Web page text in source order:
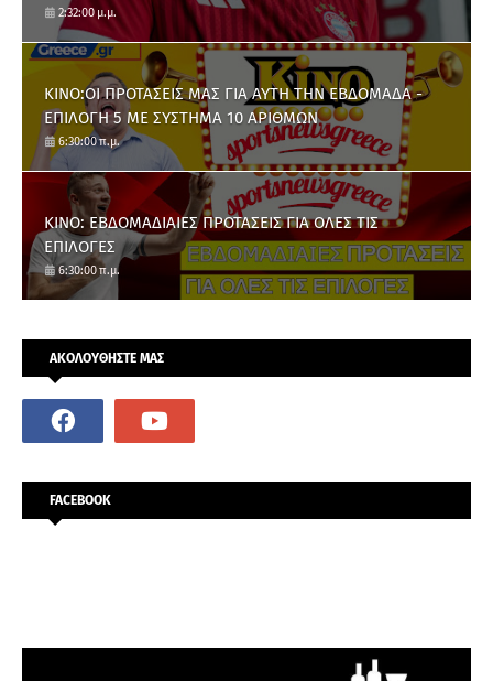
2:32:00 μ.μ.
ΚΙΝΟ:ΟΙ ΠΡΟΤΑΣΕΙΣ ΜΑΣ ΓΙΑ ΑΥΤΗ ΤΗΝ ΕΒΔΟΜΑΔΑ -
ΕΠΙΛΟΓΗ 5 ΜΕ ΣΥΣΤΗΜΑ 10 ΑΡΙΘΜΩΝ
6:30:00 π.μ.
ΚΙΝΟ: ΕΒΔΟΜΑΔΙΑΙΕΣ ΠΡΟΤΑΣΕΙΣ ΓΙΑ ΟΛΕΣ ΤΙΣ
ΕΠΙΛΟΓΕΣ
6:30:00 π.μ.
ΑΚΟΛΟΥΘΗΣΤΕ ΜΑΣ
FACEBOOK